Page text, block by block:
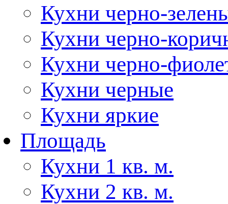
Кухни черно-
Кухни черно-
Кухни черно-
Кухни черные
Кухни яркие
Площадь
Кухни 1 кв. м.
Кухни 2 кв. м.